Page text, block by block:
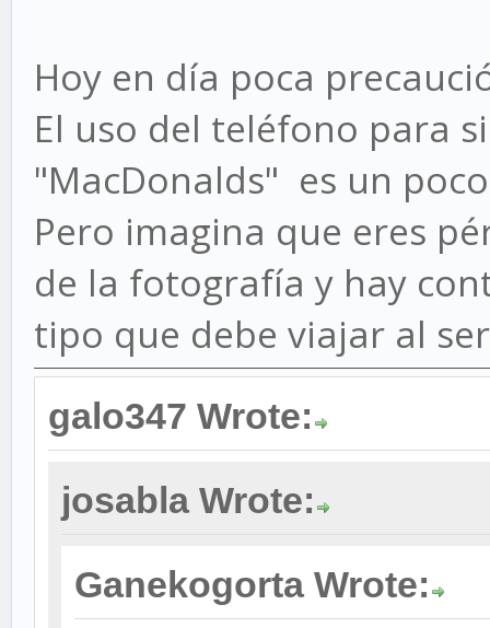
Hoy en día poca
El uso del teléfono para
"MacDonalds" es un
Pero imagina que eres
de la fotografía y hay
tipo que debe viajar al
galo347 Wrote:
josabla Wrote:
Ganekogorta Wrote: